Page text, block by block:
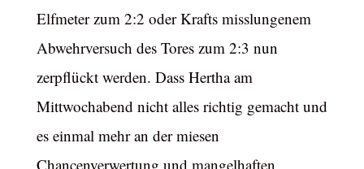
Elfmeter zum 2:2 oder Krafts misslungenem
Abwehrversuch des Tores zum 2:3 nun
zerpflückt werden. Dass Hertha am
Mittwochabend nicht alles richtig gemacht und
es einmal mehr an der miesen
Chancenverwertung und mangelhaften